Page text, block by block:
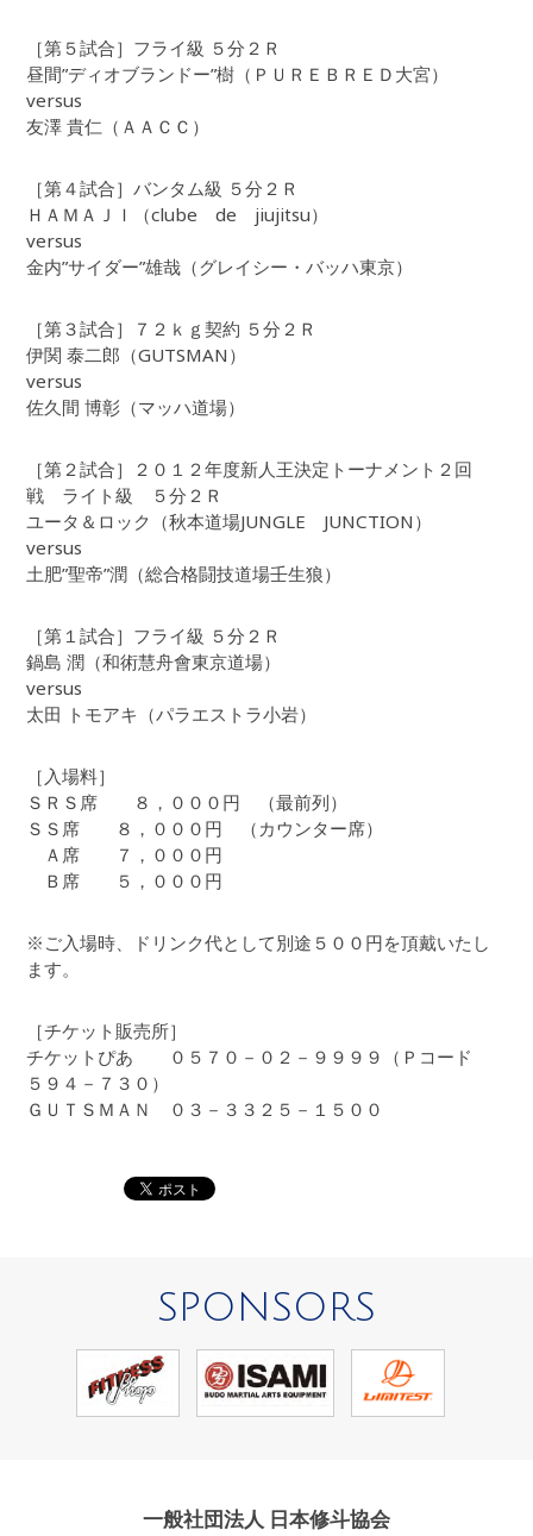
［第５試合］フライ級 ５分２Ｒ
昼間”ディオブランドー”樹（ＰＵＲＥＢＲＥＤ大宮）
versus
友澤 貴仁（ＡＡＣＣ）
［第４試合］バンタム級 ５分２Ｒ
ＨＡＭＡＪＩ（clube de jiujitsu）
versus
金内”サイダー”雄哉（グレイシー・バッハ東京）
［第３試合］７２ｋｇ契約 ５分２Ｒ
伊関 泰二郎（GUTSMAN）
versus
佐久間 博彰（マッハ道場）
［第２試合］２０１２年度新人王決定トーナメント２回
戦 ライト級 ５分２Ｒ
ユータ＆ロック（秋本道場JUNGLE JUNCTION）
versus
土肥”聖帝”潤（総合格闘技道場壬生狼）
［第１試合］フライ級 ５分２Ｒ
鍋島 潤（和術慧舟會東京道場）
versus
太田 トモアキ（パラエストラ小岩）
［入場料］
ＳＲＳ席 ８，０００円 （最前列）
ＳＳ席 ８，０００円 （カウンター席）
Ａ席 ７，０００円
Ｂ席 ５，０００円
※ご入場時、ドリンク代として別途５００円を頂戴いたし
ます。
［チケット販売所］
チケットぴあ ０５７０－０２－９９９９（Ｐコード
５９４－７３０）
ＧＵＴＳＭＡＮ ０３－３３２５－１５００
SPONSORS
一般社団法人 日本修斗協会